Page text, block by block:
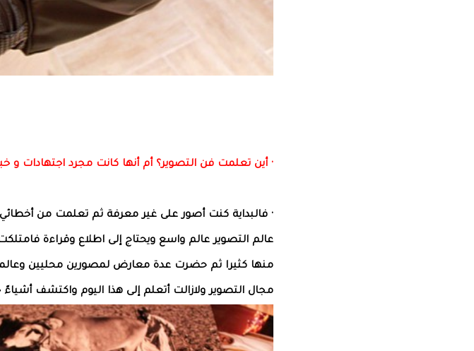
· أين تعلمت فن التصوير؟ أم أنها كانت مجرد اجتهادات و
· فالبداية كنت أصور على غير معرفة ثم تعلمت من
عالم التصوير عالم واسع ويحتاج إلى اطلاع وقراءة
منها كثيرا ثم حضرت عدة معارض لمصورين محليين
مجال التصوير ولازالت أتعلم إلى هذا اليوم واكتشف